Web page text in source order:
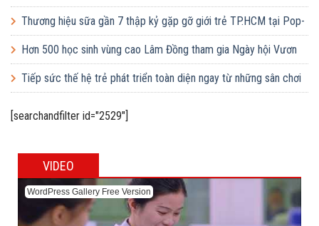
Thương hiệu sữa gần 7 thập kỷ gặp gỡ giới trẻ TP.HCM tại Pop-
up ‘Thưởng vị hè’
Hơn 500 học sinh vùng cao Lâm Đồng tham gia Ngày hội Vươn
cao Việt Nam
Tiếp sức thế hệ trẻ phát triển toàn diện ngay từ những sân chơi
[searchandfilter id="2529"]
VIDEO
WordPress Gallery Free Version